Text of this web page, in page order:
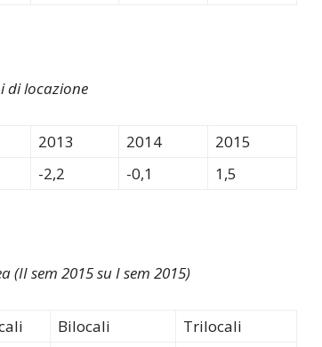
di locazione
2013 2014
2015
-2,2 -0,1 1,5
sem 2015 su I sem 2015)
Bilocali
Trilocali